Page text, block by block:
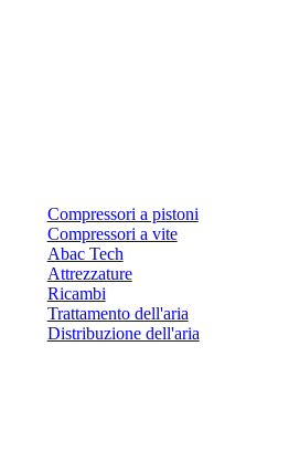
Compressori a pistoni
Compressori a vite
Abac Tech
Attrezzature
Ricambi
Trattamento dell'aria
Distribuzione dell'aria